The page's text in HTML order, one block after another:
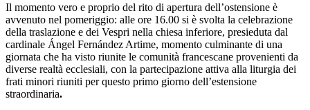
Il momento vero e proprio del rito di apertura dell’ostensione è
avvenuto nel pomeriggio: alle ore 16.00 si è svolta la celebrazione
della traslazione e dei Vespri nella chiesa inferiore, presieduta dal
cardinale Ángel Fernández Artime, momento culminante di una
giornata che ha visto riunite le comunità francescane provenienti da
diverse realtà ecclesiali, con la partecipazione attiva alla liturgia dei
frati minori riuniti per questo primo giorno dell’estensione
straordinaria.